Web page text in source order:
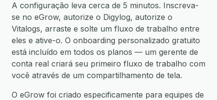
A configuração leva cerca de 5 minutos. Inscreva-
se no eGrow, autorize o Digylog, autorize o
Vitalogs, arraste e solte um fluxo de trabalho entre
eles e ative-o. O onboarding personalizado gratuito
está incluído em todos os planos — um gerente de
conta real criará seu primeiro fluxo de trabalho com
você através de um compartilhamento de tela.
O eGrow foi criado especificamente para equipes de